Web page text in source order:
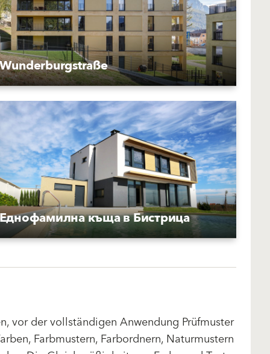
къща в Бистрица
vor der vollständigen Anwendung Prüfmuster
Farbmustern, Farbordnern, Naturmustern